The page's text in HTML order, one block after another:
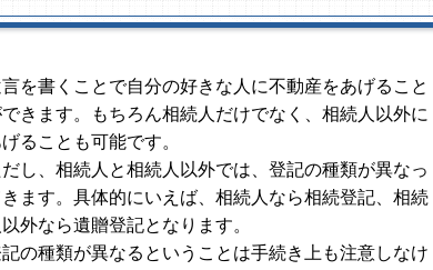
を書くことで自分の好きな人に不動産をあげること
できます。もちろん相続人だけでなく、相続人以外に
ることも可能です。
だし、相続人と相続人以外では、登記の種類が異なっ
ます。具体的にいえば、相続人なら相続登記、相続
以外なら遺贈登記となります。
の種類が異なるということは手続き上も注意しなけ